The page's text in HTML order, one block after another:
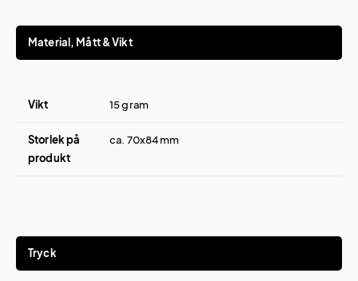
Material, Mått & Vikt
Vikt 15 gram
Storlek på
produkt
ca. 70x84 mm
Tryck